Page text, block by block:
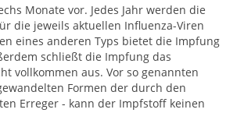
Monate vor. Jedes Jahr werden die
die jeweils aktuellen Influenza-Viren
eines anderen Typs bietet die Impfung
schließt die Impfung das
vollkommen aus. Vor so genannten
Formen der durch den
Erreger - kann der Impfstoff keinen